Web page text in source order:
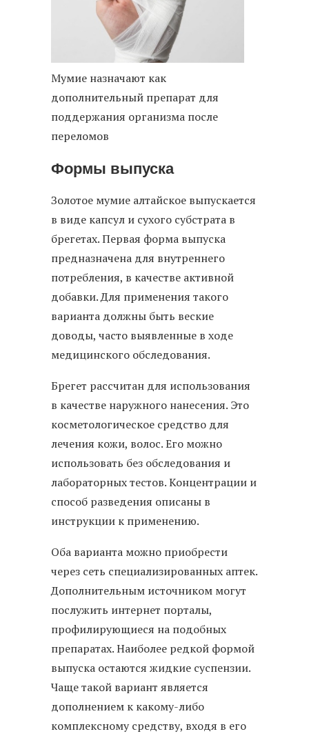
Мумие назначают как
дополнительный препарат для
поддержания организма после
переломов
Формы выпуска
Золотое мумие алтайское выпускается
в виде капсул и сухого субстрата в
брегетах. Первая форма выпуска
предназначена для внутреннего
потребления, в качестве активной
добавки. Для применения такого
варианта должны быть веские
доводы, часто выявленные в ходе
медицинского обследования.
Брегет рассчитан для использования
в качестве наружного нанесения. Это
косметологическое средство для
лечения кожи, волос. Его можно
использовать без обследования и
лабораторных тестов. Концентрации и
способ разведения описаны в
инструкции к применению.
Оба варианта можно приобрести
через сеть специализированных аптек.
Дополнительным источником могут
послужить интернет порталы,
профилирующиеся на подобных
препаратах. Наиболее редкой формой
выпуска остаются жидкие суспензии.
Чаще такой вариант является
дополнением к какому-либо
комплексному средству, входя в его